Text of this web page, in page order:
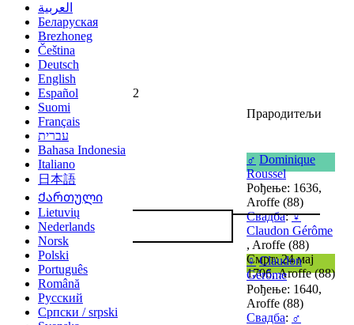
2
Прародитељи
♂ Dominique
Roussel
Рођење: 1636,
Aroffe (88)
Свадба:♀
Claudon Gérôme
, Aroffe (88)
Смрт: 24 мај
1706, Aroffe (88)
♀ Claudon
Gérôme
Рођење: 1640,
Aroffe (88)
Свадба: ♂
العربية
Беларуская
Brezhoneg
Čeština
Deutsch
English
Español
Suomi
Français
עברית
Bahasa Indonesia
Italiano
日本語
Ქართული
Lietuvių
Nederlands
Norsk
Polski
Português
Română
Русский
Српски / srpski